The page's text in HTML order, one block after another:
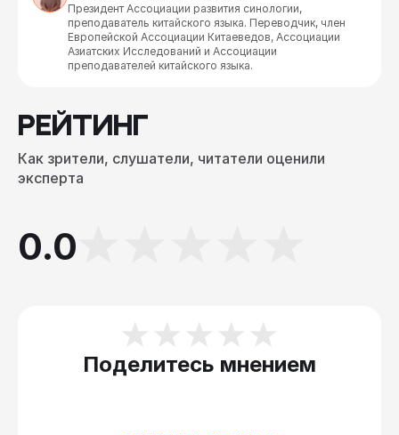
Президент Ассоциации развития синологии,
преподаватель китайского языка. Переводчик, член
Европейской Ассоциации Китаеведов, Ассоциации
Азиатских Исследований и Ассоциации
преподавателей китайского языка.
РЕЙТИНГ
Как зрители, слушатели, читатели оценили
эксперта
0.0
Поделитесь мнением